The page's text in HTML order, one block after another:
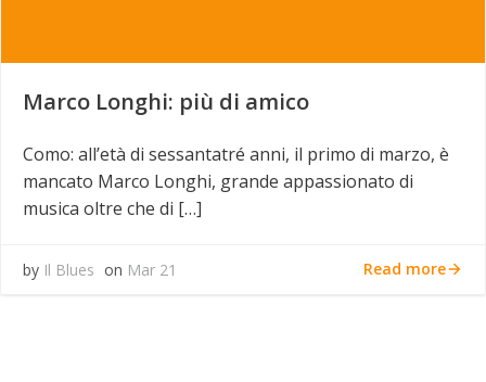
Marco Longhi: più di amico
Como: all’età di sessantatré anni, il primo di marzo, è
mancato Marco Longhi, grande appassionato di
musica oltre che di […]
by Il Blues on Mar 21 Read more